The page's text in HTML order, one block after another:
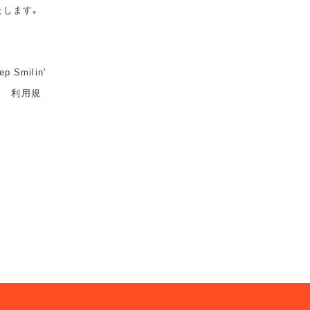
ます。
Smilin'
利用規